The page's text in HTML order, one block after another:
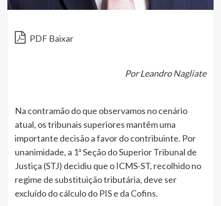
PDF Baixar
Por Leandro Nagliate
Na contramão do que observamos no cenário
atual, os tribunais superiores mantêm uma
importante decisão a favor do contribuinte. Por
unanimidade, a 1ª Seção do Superior Tribunal de
Justiça (STJ) decidiu que o ICMS-ST, recolhido no
regime de substituição tributária, deve ser
excluído do cálculo do PIS e da Cofins.